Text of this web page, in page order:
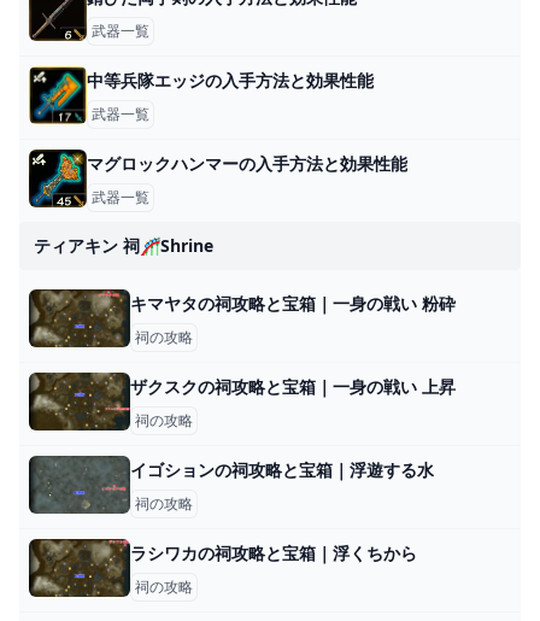
武器一覧
中等兵隊エッジの入手方法と効果性能
武器一覧
マグロックハンマーの入手方法と効果性能
武器一覧
ティアキン 祠🎢shrine
キマヤタの祠攻略と宝箱｜一身の戦い 粉砕
祠の攻略
ザクスクの祠攻略と宝箱｜一身の戦い 上昇
祠の攻略
イゴションの祠攻略と宝箱｜浮遊する水
祠の攻略
ラシワカの祠攻略と宝箱｜浮くちから
祠の攻略